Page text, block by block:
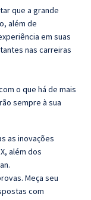
que a grande
além de
em suas
nas carreiras
o que há de mais
sempre à sua
as inovações
além dos
Meça seu
com